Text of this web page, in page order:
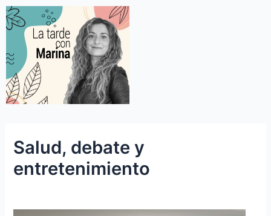
Salud, debate y
entretenimiento